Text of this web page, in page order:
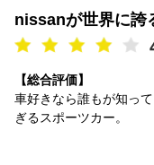
nissanが世界に誇
【総合評価】
車好きなら誰もが知っ
ぎるスポーツカー。